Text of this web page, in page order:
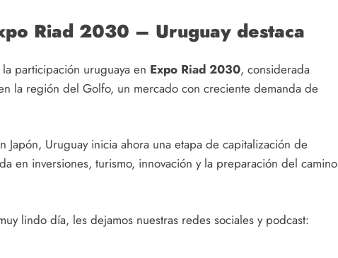
Riad 2030 – Uruguay destaca
participación uruguaya en Expo Riad 2030, considerada
la región del Golfo, un mercado con creciente demanda de
Japón, Uruguay inicia ahora una etapa de capitalización de
en inversiones, turismo, innovación y la preparación del camino
lindo día, les dejamos nuestras redes sociales y podcast: